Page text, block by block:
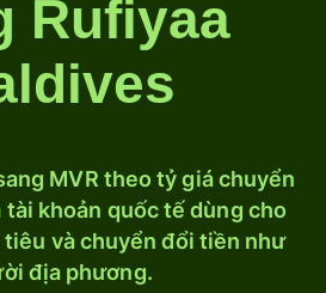
Rufiyaa
MVR theo tỷ giá chuyển
khoản quốc tế dùng cho
và chuyển đổi tiền như
địa phương.